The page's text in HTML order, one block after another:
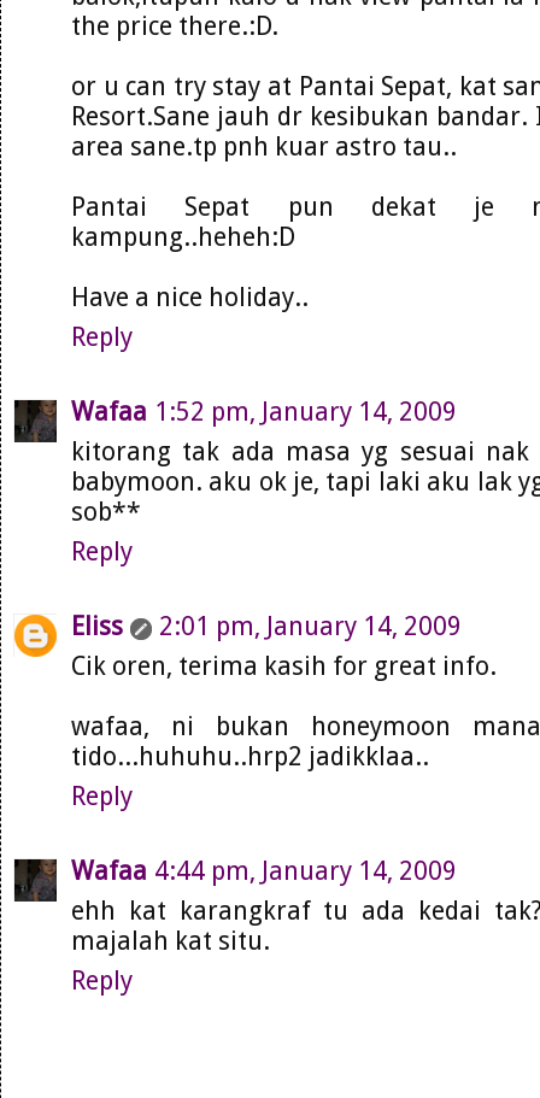
the price there.:D.
or u can try stay at Pantai Sepat, kat
Resort.Sane jauh dr kesibukan
area sane.tp pnh kuar astro tau..
Pantai Sepat pun dekat je
kampung..heheh:D
Have a nice holiday..
Reply
Wafaa 1:52 pm, January 14, 2009
kitorang tak ada masa yg sesuai nak
babymoon. aku ok je, tapi laki aku lak
sob**
Reply
Eliss
2:01 pm, January 14, 2009
Cik oren, terima kasih for great info.
wafaa, ni bukan honeymoon
tido...huhuhu..hrp2 jadikklaa..
Reply
Wafaa 4:44 pm, January 14, 2009
ehh kat karangkraf tu ada kedai
majalah kat situ.
Reply